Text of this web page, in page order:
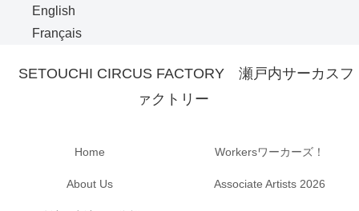
English
Français
SETOUCHI CIRCUS FACTORY 瀬戸内サーカスフ
ァクトリー
Home Workersワーカーズ！
About Us Associate Artists 2026